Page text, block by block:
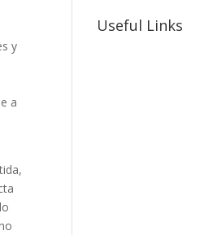
y
a
Useful Links